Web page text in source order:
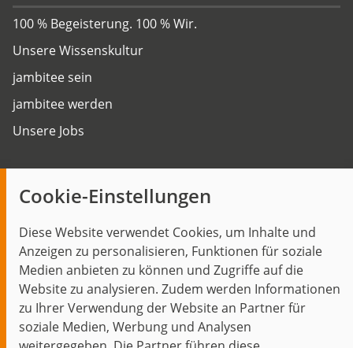
Cookie-Einstellungen
Diese Website verwendet Cookies, um Inhalte und
Anzeigen zu personalisieren, Funktionen für soziale
Medien anbieten zu können und Zugriffe auf die
Website zu analysieren. Zudem werden Informationen
zu Ihrer Verwendung der Website an Partner für
soziale Medien, Werbung und Analysen
100 % Begeisterung. 100 % Wir.
Unsere Wissenskultur
jambitee sein
jambitee werden
Unsere Jobs
Themen im Fokus
Events